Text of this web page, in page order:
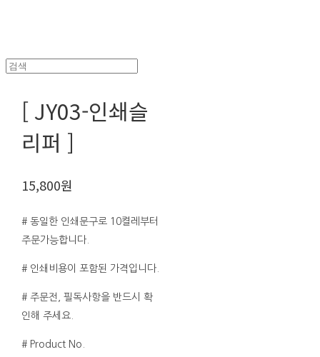
[ JY03-인쇄슬
리퍼 ]
15,800원
# 동일한 인쇄문구로 10켤레부터
주문가능합니다.
# 인쇄비용이 포함된 가격입니다.
# 주문전, 필독사항을 반드시 확
인해 주세요.
# Product No.